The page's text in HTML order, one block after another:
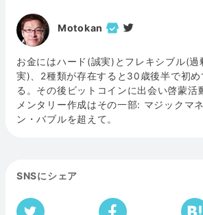
Motokan
お金にはハード(誠実)とフレキシブル(過
実)、2種類が存在すると30歳後半で初め
る。その後ビットコインに出会い啓蒙活
メンタリー作成はその一部: マジックマ
ン・バブルを超えて。
SNSにシェア